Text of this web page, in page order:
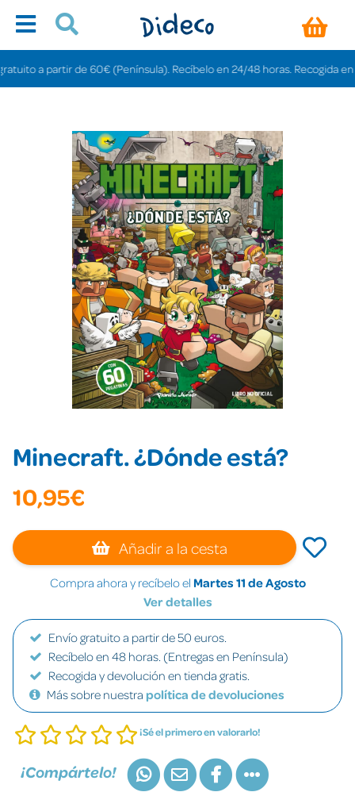
a partir de 60€ (Península). Recíbelo en 24/48 horas. Recogida en
Minecraft. ¿Dónde está?
10,95€
Añadir a la cesta
Compra ahora y recíbelo el Martes 11 de Agosto
Ver detalles
Envío gratuito a partir de 50 euros.
Recíbelo en 48 horas. (Entregas en Península)
Recogida y devolución en tienda gratis.
Más sobre nuestra política de devoluciones
¡Sé el primero en valorarlo!
¡Compártelo!